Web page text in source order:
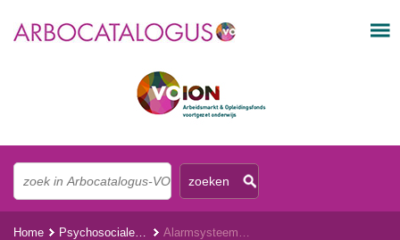
Home Psychosociale arbeidsbelasting (PSA) Alarmsysteem en alarmprocedure